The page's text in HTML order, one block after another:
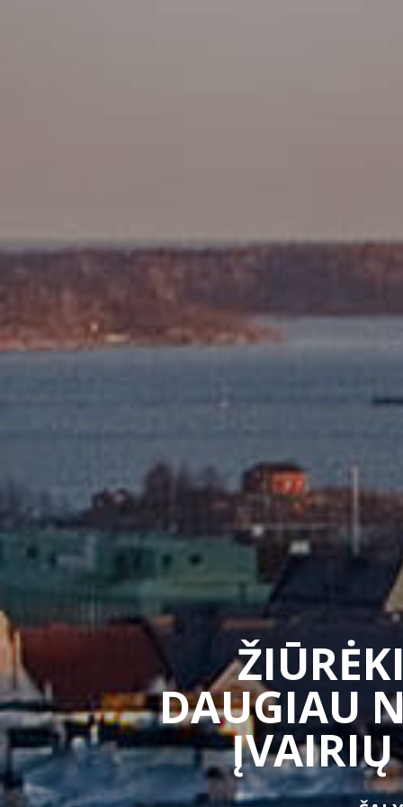
DAUGIAU
ĮVAIRIŲ